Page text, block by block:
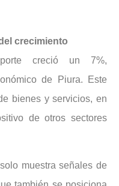
crecimiento
creció un 7%,
de Piura. Este
bienes y servicios, en
de otros sectores
muestra señales de